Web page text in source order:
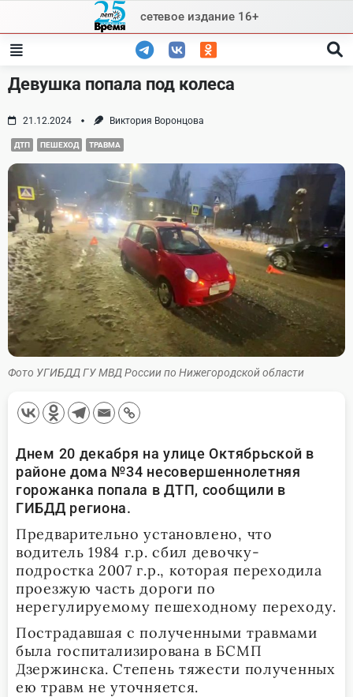
content
сетевое издание 16+
Девушка попала под колеса
21.12.2024 Виктория Воронцова
ДТП ПЕШЕХОД ТРАВМА
Фото УГИБДД ГУ МВД России по Нижегородской области
Днем 20 декабря на улице Октябрьской в
районе дома №34 несовершеннолетняя
горожанка попала в ДТП, сообщили в
ГИБДД региона.
Предварительно установлено, что
водитель 1984 г.р. сбил девочку-
подростка 2007 г.р., которая переходила
проезжую часть дороги по
нерегулируемому пешеходному переходу.
Пострадавшая с полученными травмами
была госпитализирована в БСМП
Дзержинска. Степень тяжести полученных
ею травм не уточняется.